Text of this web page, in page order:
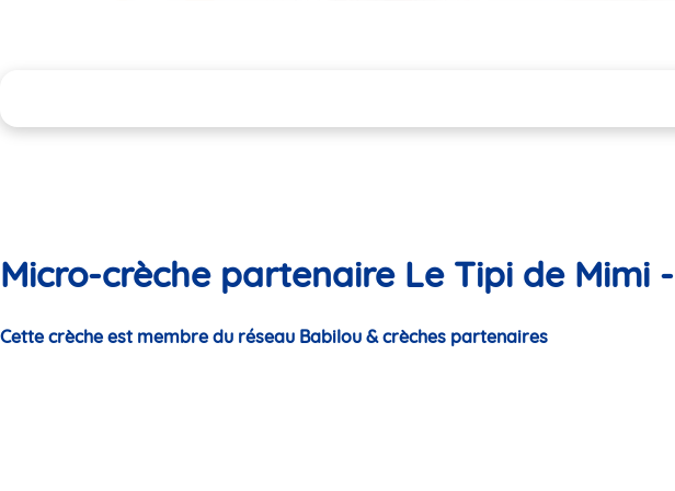
Micro-crèche partenaire Le Tipi de Mimi
Cette crèche est membre du réseau Babilou & crèches partenaires